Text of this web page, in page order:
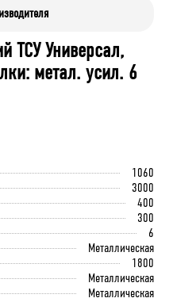
ТСУ Универсал,
метал. усил. 6
1060
3000
400
300
6
Металлическая
1800
Металлическая
Металлическая